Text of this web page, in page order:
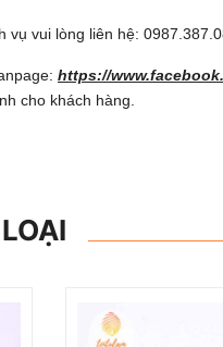
vụ vui lòng liên hệ:
https://
cho khách hàng.